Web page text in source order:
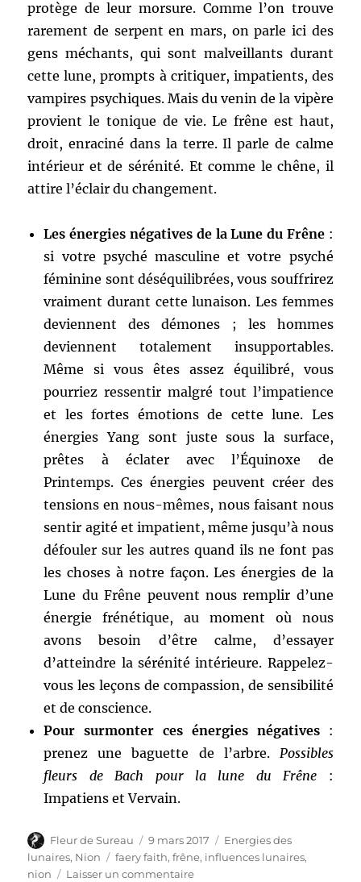
protège de leur morsure. Comme l’on trouve
rarement de serpent en mars, on parle ici des
gens méchants, qui sont malveillants durant
cette lune, prompts à critiquer, impatients, des
vampires psychiques. Mais du venin de la vipère
provient le tonique de vie. Le frêne est haut,
droit, enraciné dans la terre. Il parle de calme
intérieur et de sérénité. Et comme le chêne, il
attire l’éclair du changement.
Les énergies négatives de la Lune du Frêne :
si votre psyché masculine et votre psyché
féminine sont déséquilibrées, vous souffrirez
vraiment durant cette lunaison. Les femmes
deviennent des démones ; les hommes
deviennent totalement insupportables.
Même si vous êtes assez équilibré, vous
pourriez ressentir malgré tout l’impatience
et les fortes émotions de cette lune. Les
énergies Yang sont juste sous la surface,
prêtes à éclater avec l’Équinoxe de
Printemps. Ces énergies peuvent créer des
tensions en nous-mêmes, nous faisant nous
sentir agité et impatient, même jusqu’à nous
défouler sur les autres quand ils ne font pas
les choses à notre façon. Les énergies de la
Lune du Frêne peuvent nous remplir d’une
énergie frénétique, au moment où nous
avons besoin d’être calme, d’essayer
d’atteindre la sérénité intérieure. Rappelez-
vous les leçons de compassion, de sensibilité
et de conscience.
Pour surmonter ces énergies négatives:
prenez une baguette de l’arbre. Possibles
fleurs de Bach pour la lune du Frêne :
Impatiens et Vervain.
Auteur
Fleur de Sureau
Publié
le
9 mars 2017 Catégories
Energies des
lunaires, Nion Étiquettes
faery faith,frêne, influences lunaires,
nion
Laisser un commentairesur